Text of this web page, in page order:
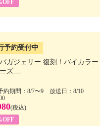
予約受付中
ガジェリー 復刻！バイカラー
ズ ...
約期間：8/7〜9 放送日：8/10
(税込)